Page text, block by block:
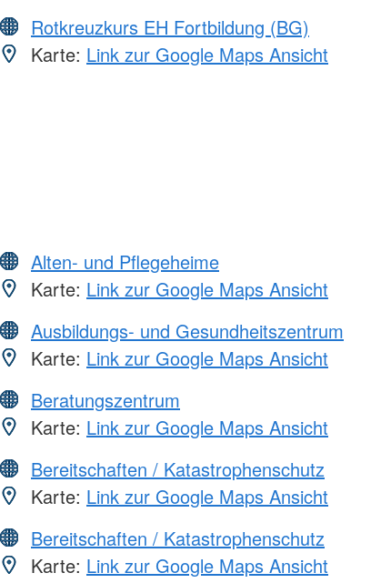
Rotkreuzkurs EH Fortbildung (BG)
Karte: Link zur Google Maps Ansicht
Alten- und Pflegeheime
Karte: Link zur Google Maps Ansicht
Ausbildungs- und Gesundheitszentrum
Karte: Link zur Google Maps Ansicht
Beratungszentrum
Karte: Link zur Google Maps Ansicht
Bereitschaften / Katastrophenschutz
Karte: Link zur Google Maps Ansicht
Bereitschaften / Katastrophenschutz
Karte: Link zur Google Maps Ansicht